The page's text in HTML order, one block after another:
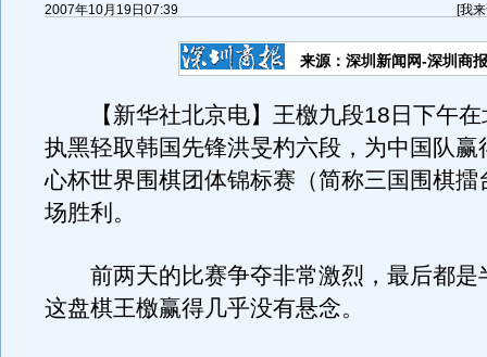
2007年10月19日07:39 [我
来源：深圳新闻网-深圳商报
【新华社北京电】王檄九段18日下午在
执黑轻取韩国先锋洪旻杓六段，为中国队赢
心杯世界围棋团体锦标赛（简称三国围棋擂
场胜利。
前两天的比赛争夺非常激烈，最后都是
这盘棋王檄赢得几乎没有悬念。